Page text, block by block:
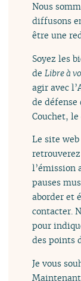
Nous
diffusons
être une
Soyez les
deLibre à
agir avec
de
Couchet,
Le site
retrouverez
l’émission
pauses
aborder et
contacter.
pour
des points
Je vous